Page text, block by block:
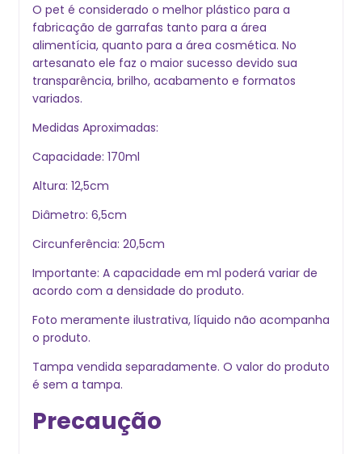
O pet é considerado o melhor plástico para a
fabricação de garrafas tanto para a área
alimentícia, quanto para a área cosmética. No
artesanato ele faz o maior sucesso devido sua
transparência, brilho, acabamento e formatos
variados.
Medidas Aproximadas:
Capacidade: 170ml
Altura: 12,5cm
Diâmetro: 6,5cm
Circunferência: 20,5cm
Importante: A capacidade em ml poderá variar de
acordo com a densidade do produto.
Foto meramente ilustrativa, líquido não acompanha
o produto.
Tampa vendida separadamente. O valor do produto
é sem a tampa.
Precaução